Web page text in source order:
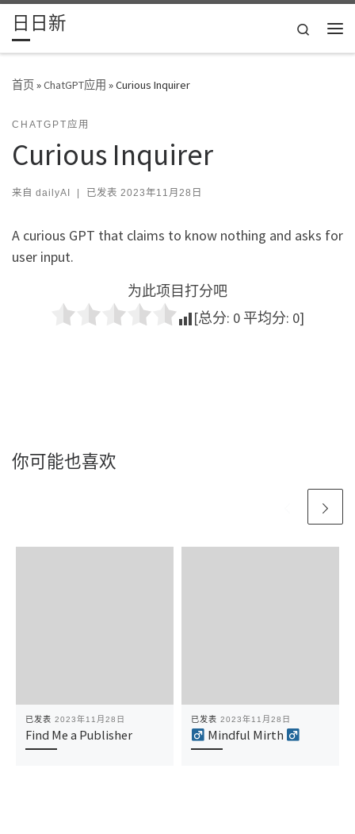
Skip to content
日日新
Search
首页»ChatGPT应用 »Curious Inquirer
CHATGPT应用
Curious Inquirer
来自 dailyAI | 已发表 2023年11月28日
A curious GPT that claims to know nothing and asks for
user input.
为此项目打分吧
[总分: 0 平均分: 0]
你可能也喜欢
已发表 2023年11月28日
Find Me a Publisher
已发表 2023年11月28日
Mindful Mirth ‍